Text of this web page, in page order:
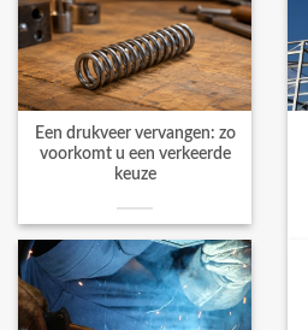
Een drukveer vervangen: zo
voorkomt u een verkeerde
keuze